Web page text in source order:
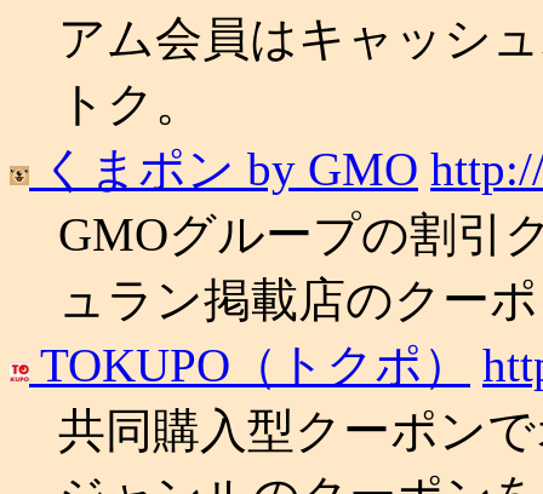
アム会員はキャッシ
トク。
くまポン by GMO
GMOグループの割引
ュラン掲載店のクー
TOKUPO（トクポ）
共同購入型クーポン